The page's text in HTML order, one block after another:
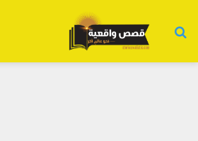
بحث عن